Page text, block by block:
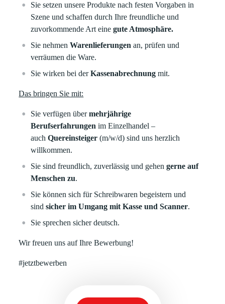
Sie setzen unsere Produkte nach festen Vorgaben in
Szene und schaffen durch Ihre freundliche und
zuvorkommende Art einegute Atmosphäre.
Sie nehmenWarenlieferungen an, prüfen und
verräumen die Ware.
Sie wirken bei derKassenabrechnung mit.
Das bringen Sie mit:
Sie verfügen übermehrjährige
Berufserfahrungen im Einzelhandel –
auchQuereinsteiger (m/w/d) sind uns herzlich
willkommen.
Sie sind freundlich, zuverlässig und gehengerne auf
Menschen zu.
Sie können sich für Schreibwaren begeistern und
sindsicher im Umgang mit Kasse und Scanner.
Sie sprechen sicher deutsch.
Wir freuen uns auf Ihre Bewerbung!
#jetztbewerben